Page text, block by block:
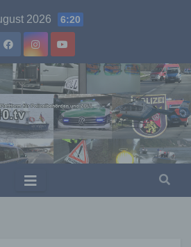
2026 6:20